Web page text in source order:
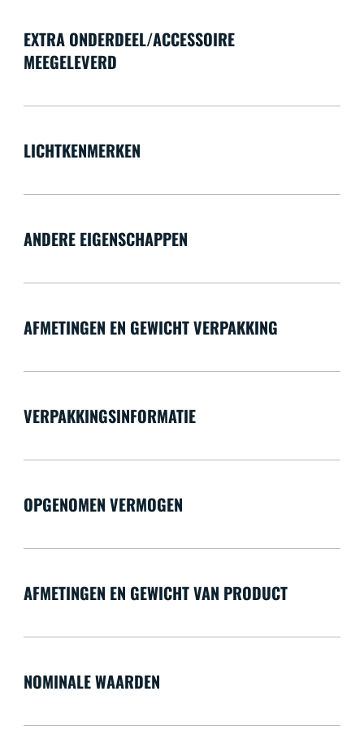
EXTRA ONDERDEEL/ACCESSOIRE
MEEGELEVERD
LICHTKENMERKEN
ANDERE EIGENSCHAPPEN
AFMETINGEN EN GEWICHT VERPAKKING
VERPAKKINGSINFORMATIE
OPGENOMEN VERMOGEN
AFMETINGEN EN GEWICHT VAN PRODUCT
NOMINALE WAARDEN